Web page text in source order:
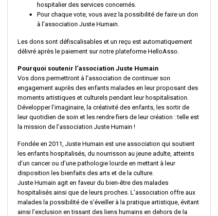
hospitalier des services concernés.
Pour chaque vote, vous avez la possibilité de faire un don
à l’association Juste Humain.
Les dons sont défiscalisables et un reçu est automatiquement
délivré après le paiement sur notre plateforme HelloAsso.
Pourquoi soutenir l’association Juste Humain
Vos dons permettront à l'association de continuer son
engagement auprès des enfants malades en leur proposant des
moments artistiques et culturels pendant leur hospitalisation.
Développer l’imaginaire, la créativité des enfants, les sortir de
leur quotidien de soin et les rendre fiers de leur création : telle est
la mission de l’association Juste Humain !
Fondée en 2011, Juste Humain est une association qui soutient
les enfants hospitalisés, du nourrisson au jeune adulte, atteints
d’un cancer ou d’une pathologie lourde en mettant à leur
disposition les bienfaits des arts et de la culture.
Juste Humain agit en faveur du bien-être des malades
hospitalisés ainsi que de leurs proches. L’association offre aux
malades la possibilité de s’éveiller à la pratique artistique, évitant
ainsi l’exclusion en tissant des liens humains en dehors de la